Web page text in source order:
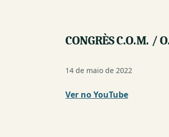
CONGRÈS C.O.M. /
14 de maio de 2022
Ver no YouTube
(nova